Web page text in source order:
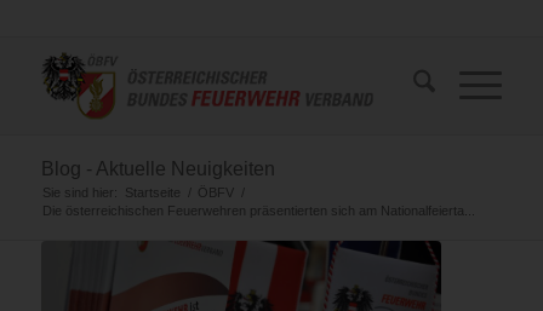
Blog - Aktuelle Neuigkeiten
Sie sind hier: Startseite / ÖBFV
/
Die österreichischen Feuerwehren präsentierten sich am Nationalfeierta...